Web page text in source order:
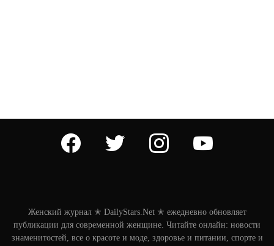
facebook twitter instagram
Женский журнал ✭ DailyStars.Net ✭ ежедневно обновляет
публикации для современной женщине. Читайте онлайн: новости
знаменитостей, все о красоте и моде, здоровье и питании, спорте и